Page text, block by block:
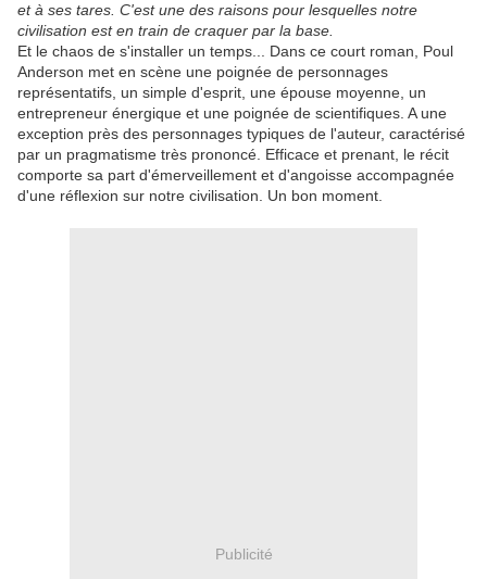
et à ses tares. C'est une des raisons pour lesquelles notre
civilisation est en train de craquer par la base.
Et le chaos de s'installer un temps... Dans ce court roman, Poul
Anderson met en scène une poignée de personnages
représentatifs, un simple d'esprit, une épouse moyenne, un
entrepreneur énergique et une poignée de scientifiques. A une
exception près des personnages typiques de l'auteur, caractérisé
par un pragmatisme très prononcé. Efficace et prenant, le récit
comporte sa part d'émerveillement et d'angoisse accompagnée
d'une réflexion sur notre civilisation. Un bon moment.
Publicité